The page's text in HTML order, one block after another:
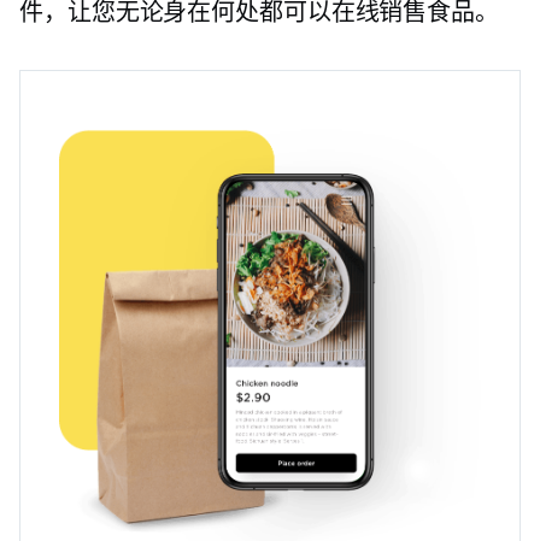
件，让您无论身在何处都可以在线销售食品。